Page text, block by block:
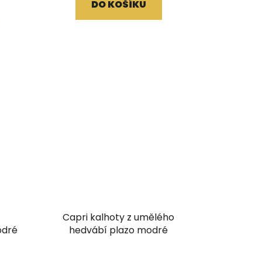
DO KOŠÍKU
Capri kalhoty z umělého
hedvábí plazo modré